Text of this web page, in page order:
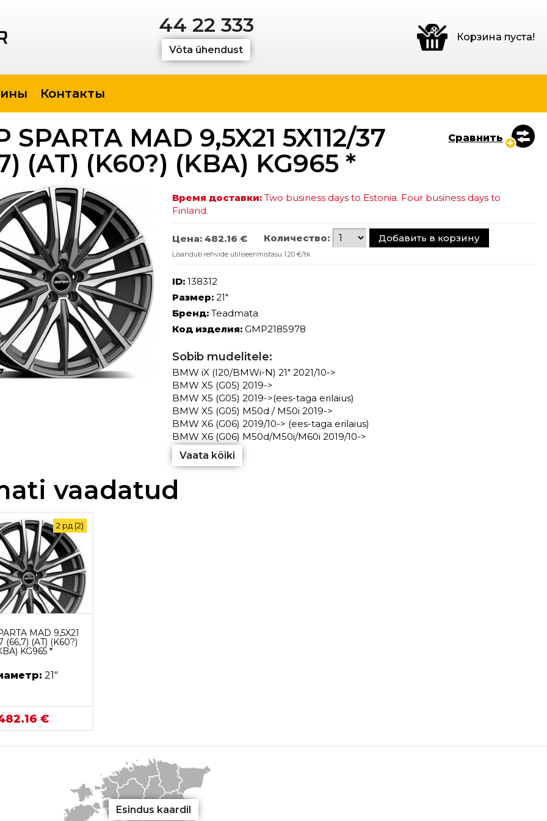
44 22 333
Võta ühendust
Корзина пуста!
Контакты
SPARTA MAD 9,5X21 5X112/37
(AT) (K60?) (KBA) KG965 *
Сравнить
Время доставки: Two business days to Estonia. Four business days to
Finland.
Цена:482.16 € Количество:
Lisandub rehvide utiliseerimistasu 1.20 €/tk
ID: 138312
Размер: 21"
Бренд: Teadmata
Код изделия: GMP2185978
Sobib mudelitele:
BMW iX (I20/BMWi-N) 21" 2021/10->
BMW X5 (G05) 2019->
BMW X5 (G05) 2019->(ees-taga erilaius)
BMW X5 (G05) M50d / M50i 2019->
BMW X6 (G06) 2019/10-> (ees-taga erilaius)
BMW X6 (G06) M50d/M50i/M60i 2019/10->
Vaata kõiki
vaadatud
2 рд (2)
MAD 9,5X21
(66,7) (AT) (K60?)
KG965 *
21"
€
Esindus kaardil